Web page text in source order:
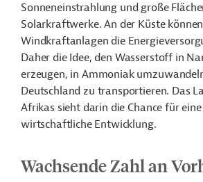
Sonneneinstrahlung und große
Solarkraftwerke. An der Küste können
Windkraftanlagen die
Daher die Idee, den Wasserstoff in
erzeugen, in Ammoniak
Deutschland zu transportieren. Das
Afrikas sieht darin die Chance für
wirtschaftliche Entwicklung.
Wachsende Zahl an